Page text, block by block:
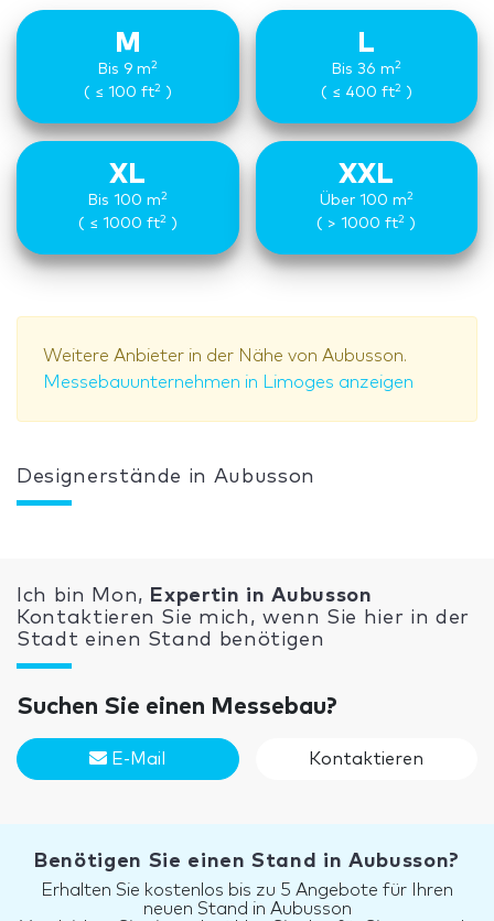
M
Bis 9 m2
( ≤ 100 ft2)
L
Bis 36 m2
( ≤ 400 ft2)
XL
Bis 100 m2
( ≤ 1000 ft2)
XXL
Über 100 m2
( > 1000 ft2 )
Weitere Anbieter in der Nähe von Aubusson.
Messebauunternehmen in Limoges anzeigen
Designerstände in Aubusson
Ich bin Mon, Expertin in Aubusson
Kontaktieren Sie mich, wenn Sie hier in der
Stadt einen Stand benötigen
Suchen Sie einen Messebau?
E-Mail Kontaktieren
Benötigen Sie einen Stand in Aubusson?
Erhalten Sie kostenlos bis zu 5 Angebote für Ihren
neuen Stand in Aubusson